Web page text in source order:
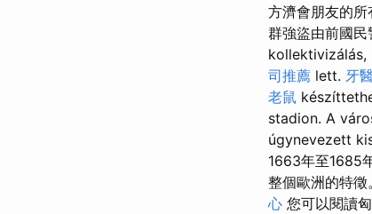
方濟會朋友的所
群強盜由前國
kollektivizálás,
司推薦 lett. 牙
老鼠
stadion. A
úgynevezett
1663年至1685
整個歐洲的特徵
心 您可以閱讀